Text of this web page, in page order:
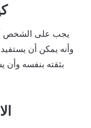
وأنه يمكن أن
بثقته بنفسه